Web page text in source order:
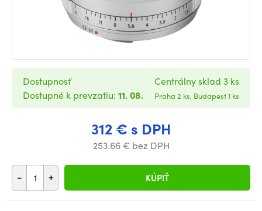
312 € s DPH
253.66 € bez DPH
- + KÚPIŤ
Dostupnosť
Dostupné k prevzatiu: 11. 08.
Centrálny sklad 3 ks
Praha 2 ks, Budapest 1 ks